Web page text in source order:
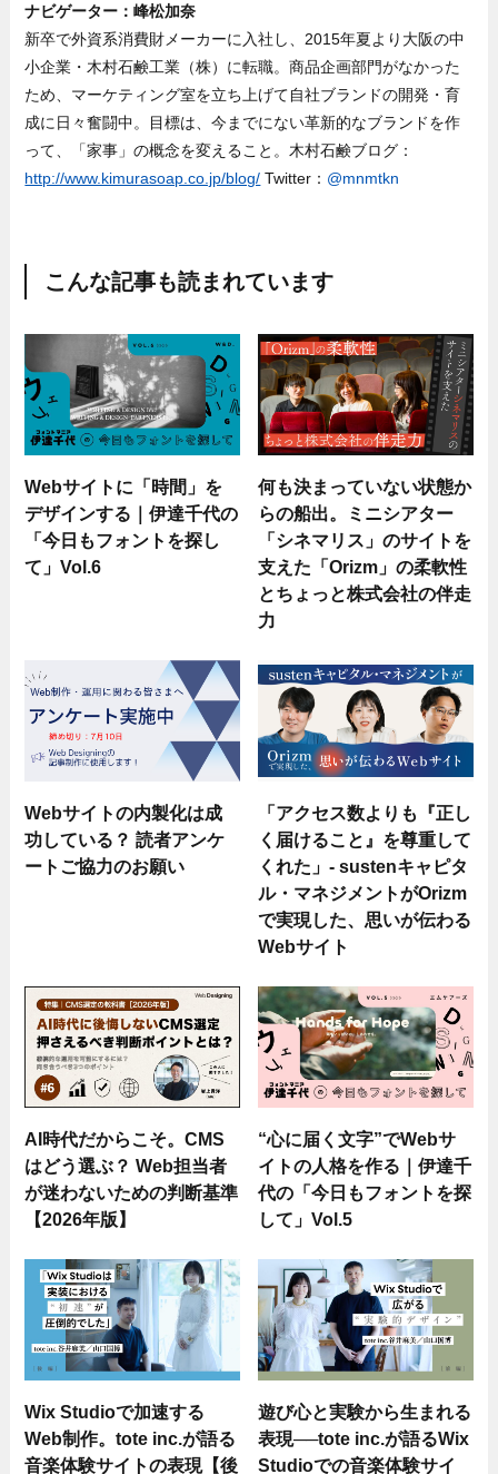
ナビゲーター：峰松加奈
新卒で外資系消費財メーカーに入社し、2015年夏より大阪の中
小企業・木村石鹸工業（株）に転職。商品企画部門がなかった
ため、マーケティング室を立ち上げて自社ブランドの開発・育
成に日々奮闘中。目標は、今までにない革新的なブランドを作
って、「家事」の概念を変えること。木村石鹸ブログ：
http://www.kimurasoap.co.jp/blog/ Twitter： @mnmtkn
こんな記事も読まれています
Webサイトに「時間」を
デザインする｜伊達千代の
「今日もフォントを探し
て」Vol.6
何も決まっていない状態か
らの船出。ミニシアター
「シネマリス」のサイトを
支えた「Orizm」の柔軟性
とちょっと株式会社の伴走
力
Webサイトの内製化は成
功している？ 読者アンケ
ートご協力のお願い
「アクセス数よりも『正し
く届けること』を尊重して
くれた」- sustenキャピタ
ル・マネジメントがOrizm
で実現した、思いが伝わる
Webサイト
AI時代だからこそ。CMS
はどう選ぶ？ Web担当者
が迷わないための判断基準
【2026年版】
“心に届く文字”でWebサ
イトの人格を作る｜伊達千
代の「今日もフォントを探
して」Vol.5
Wix Studioで加速する
Web制作。tote inc.が語る
音楽体験サイトの表現【後
遊び心と実験から生まれる
表現──tote inc.が語るWix
Studioでの音楽体験サイ